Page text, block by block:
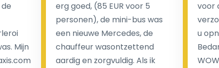
Mijn
erg goed, (85 EUR voor 5
personen), de mini-bus was
een nieuwe Mercedes, de
chauffeur wasontzettend
aardig en zorgvuldig. Als ik
voor
u